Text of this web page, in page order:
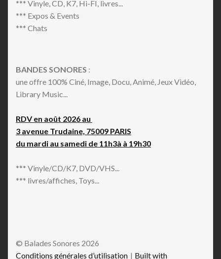
*** Vinyle, CD, K7, Hi-FI, livres...
*** Expos & Events
*** Chats
BANDES SONORES :
une offre 100% Ciné, Image, Docu, Animé, Jeux Vidéo,
Library Music...
RDV en août 2026 au
3 avenue Trudaine, 75009 PARIS
du mardi au samedi de 11h3à à 19h30
*** Vinyle/CD/K7, DVD/VHS...
*** livres/affiches, Toys...
© Balades Sonores 2026
Conditions générales d’utilisation
Built with